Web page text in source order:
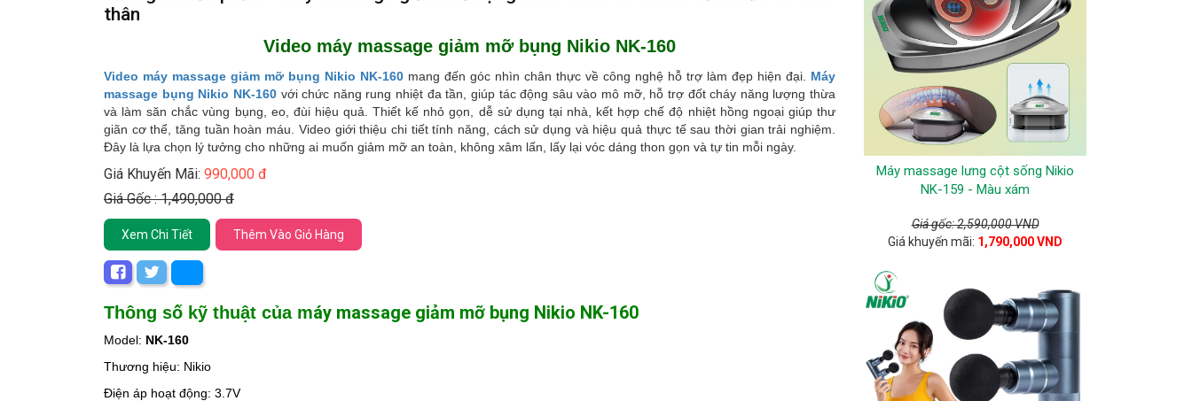
thân
Video máy massage giảm mỡ bụng Nikio NK-160
Video máy massage giảm mỡ bụng Nikio NK-160 mang đến góc nhìn chân thực về công nghệ hỗ trợ làm đẹp hiện đại. Máy
massage bụng Nikio NK-160với chức năng rung nhiệt đa tần, giúp tác động sâu vào mô mỡ, hỗ trợ đốt cháy năng lượng thừa
và làm săn chắc vùng bụng, eo, đùi hiệu quả. Thiết kế nhỏ gọn, dễ sử dụng tại nhà, kết hợp chế độ nhiệt hồng ngoại giúp thư
giãn cơ thể, tăng tuần hoàn máu. Video giới thiệu chi tiết tính năng, cách sử dụng và hiệu quả thực tế sau thời gian trải nghiệm.
Đây là lựa chọn lý tưởng cho những ai muốn giảm mỡ an toàn, không xâm lấn, lấy lại vóc dáng thon gọn và tự tin mỗi ngày.
Giá Khuyến Mãi: 990,000 đ
Giá Gốc : 1,490,000 đ
Xem Chi Tiết Thêm Vào Giỏ Hàng
Thông số kỹ thuật của máy massage giảm mỡ bụng Nikio NK-160
Model: NK-160
Thương hiệu: Nikio
Điện áp hoạt động: 3.7V
Máy massage lưng cột sống Nikio
NK-159 - Màu xám
Giá gốc: 2,590,000 VND
Giá khuyến mãi: 1,790,000 VND